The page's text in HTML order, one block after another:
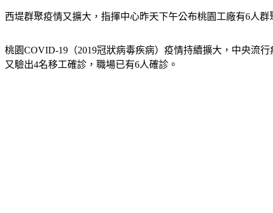
西堤群聚疫情又擴大，指揮中心昨天下午公布桃園工廠有6人
桃園COVID-19（2019冠狀病毒疾病）疫情持續擴大，中央流
又驗出4名移工確診，職場已有6人確診。